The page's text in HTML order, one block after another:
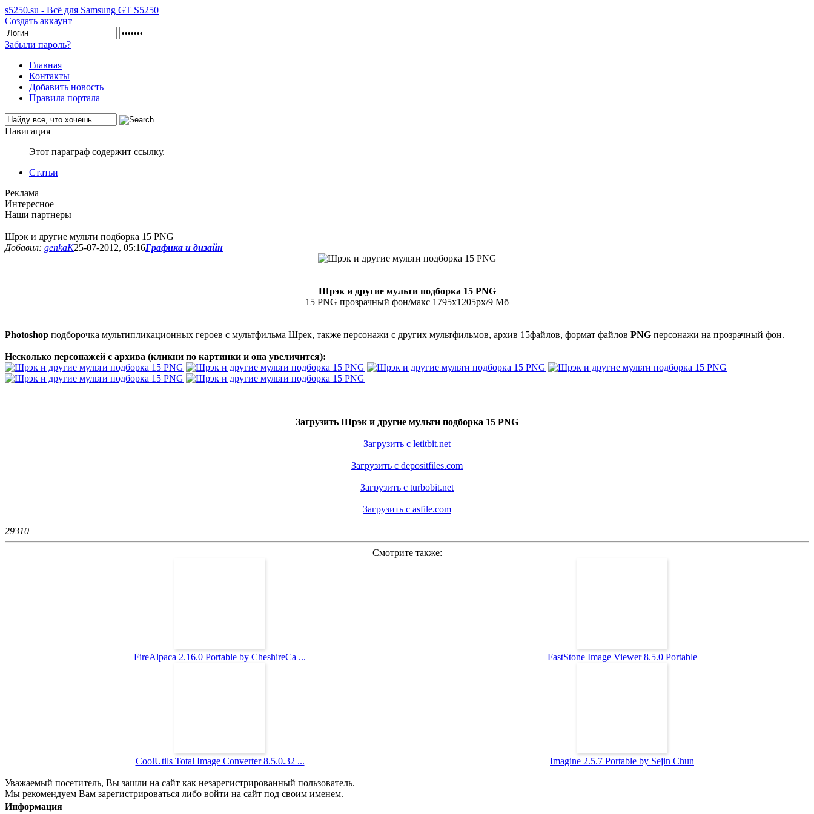
s5250.su - Всё для Samsung GT S5250
Создать аккаунт
Забыли пароль?
Главная
Контакты
Добавить новость
Правила портала
Навигация
Этот параграф содержит ссылку.
Статьи
Реклама
Интересное
Наши партнеры
Шрэк и другие мульти подборка 15 PNG
Добавил: genkaK25-07-2012, 05:16Графика и дизайн
Шрэк и другие мульти подборка 15 PNG
15 PNG прозрачный фон/макс 1795х1205рх/9 Мб
Photoshop подборочка мультипликационных героев с мультфильма Шрек, также персонажи с других мультфильмов, архив 15файлов, формат файлов PNG персонажи на прозрачный фон.
Несколько персонажей с архива (кликни по картинки и она увеличится):
Загрузить Шрэк и другие мульти подборка 15 PNG
Загрузить с letitbit.net
Загрузить с depositfiles.com
Загрузить с turbobit.net
Загрузить с asfile.com
29310
Смотрите также:
FireAlpaca 2.16.0 Portable by CheshireCa ... FastStone Image Viewer 8.5.0 Portable
CoolUtils Total Image Converter 8.5.0.32 ... Imagine 2.5.7 Portable by Sejin Chun
Уважаемый посетитель, Вы зашли на сайт как незарегистрированный пользователь.
Мы рекомендуем Вам зарегистрироваться либо войти на сайт под своим именем.
Информация